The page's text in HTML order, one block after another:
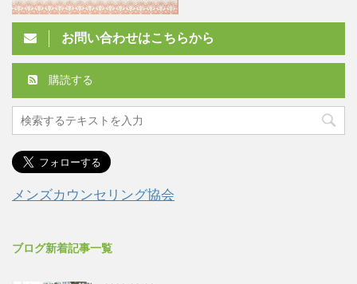
お問い合わせはこちらから
購読する
メンズカウンセリング協会
ブログ新着記事一覧